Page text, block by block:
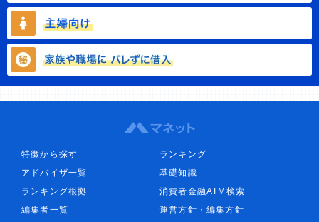
特徴から探す
ランキング
アドバイザ一覧
基礎知識
ランキング根拠
消費者金融ATM検索
編集者一覧
運営方針・編集方針